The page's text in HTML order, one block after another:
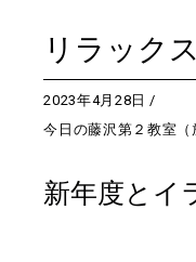
リラック
2023年4月28日
今日の藤沢第２教室（
新年度とイ